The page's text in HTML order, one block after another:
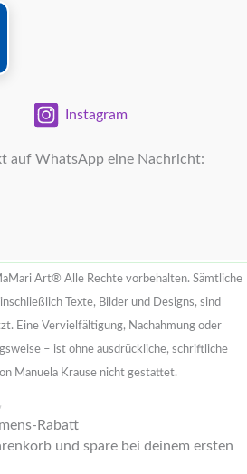
Instagram
auf WhatsApp eine Nachricht:
Art® Alle Rechte vorbehalten. Sämtliche
Texte, Bilder und Designs, sind
Eine Vervielfältigung, Nachahmung oder
– ist ohne ausdrückliche, schriftliche
Manuela Krause nicht gestattet.
Rabatt
und spare bei deinem ersten